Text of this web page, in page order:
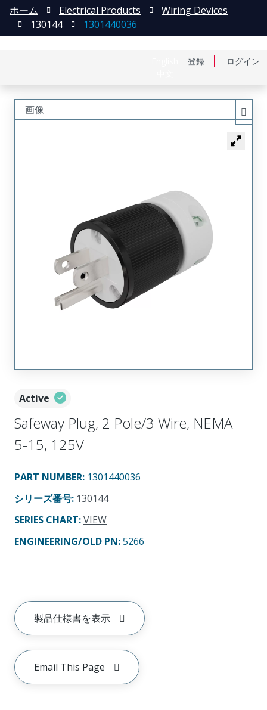
登録 ログイン
ホーム Electrical Products
Wiring Devices
130144
1301440036
Active
Safeway Plug, 2 Pole/3 Wire, NEMA
5-15, 125V
PART NUMBER: 1301440036
シリーズ番号: 130144
SERIES CHART:VIEW
ENGINEERING/OLD PN:5266
製品仕様書を表示
Email This Page
画像